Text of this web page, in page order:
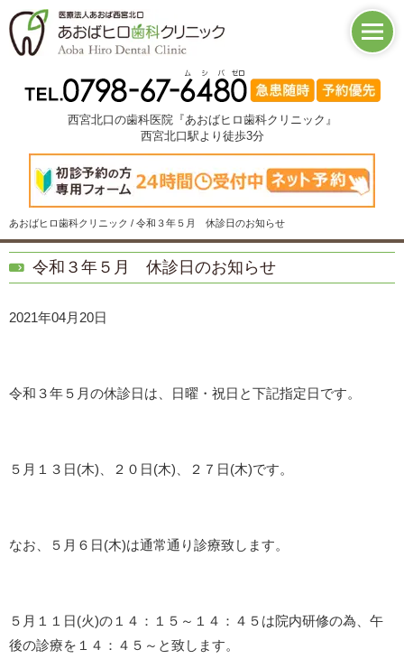
西宮北口の歯科医院『あおばヒロ歯科クリニック』
西宮北口駅より徒歩3分
あおばヒロ歯科クリニック / 令和３年５月 休診日のお知らせ
令和３年５月 休診日のお知らせ
2021年04月20日
令和３年５月の休診日は、日曜・祝日と下記指定日です。
５月１３日(木)、２０日(木)、２７日(木)です。
なお、５月６日(木)は通常通り診療致します。
５月１１日(火)の１４：１５～１４：４５は院内研修の為、午
後の診療を１４：４５～と致します。